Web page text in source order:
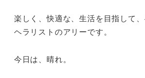
楽しく、快適な、生活を目指して
ヘラリストのアリーです。
今日は、晴れ。